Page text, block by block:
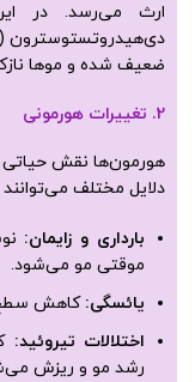
ارث می‌رسد. در
ضعیف شده و موها
2. تغییرات هورمونی
هورمون‌ها نقش حیاتی
دلایل مختلف
بارداری و زایمان:
موقتی مو می‌شود.
یائسگی: کاهش سطح
اختلالات تیروئید:
رشد مو و ریزش